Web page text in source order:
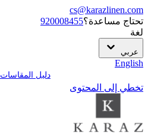
cs@karazlinen.com
تحتاج مساعدة؟920008455
لغة
عربي
English
دليل المقاسات
تخطي إلى المحتوى